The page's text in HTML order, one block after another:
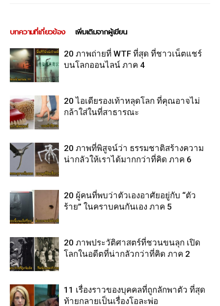
บทความที่เกี่ยวข้อง เพิ่มเติมจากผู้เขียน
20 ภาพถ่ายที่ WTF ที่สุด ที่ชาวเน็ตแชร์
บนโลกออนไลน์ ภาค 4
20 ไอเดียรองเท้าหลุดโลก ที่คุณอาจไม่
กล้าใส่ในที่สาธารณะ
20 ภาพที่พิสูจน์ว่า ธรรมชาติสร้างความ
น่ากลัวให้เราได้มากกว่าที่คิด ภาค 6
20 ผู้คนที่พบว่าตัวเองอาศัยอยู่กับ “ตัว
ร้าย” ในคราบคนกันเอง ภาค 5
20 ภาพประวัติศาสตร์ที่ชวนขนลุก เปิด
โลกในอดีตที่น่ากลัวกว่าที่คิด ภาค 2
11 เรื่องราวของบุคคลที่ถูกลักพาตัว ที่สุด
ท้ายกลายเป็นเรื่องโอละพ่อ